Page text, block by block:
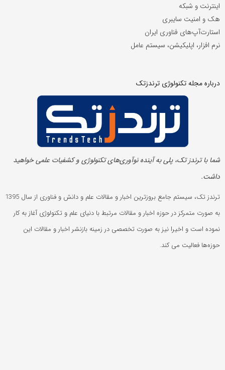
اینترنت و شبکه
هک و امنیت سایبری
استارت‌آپ‌های فناوری ایران
نرم افزار، اپلیکیشن، سیستم عامل
درباره مجله تکنولوژی ترندزتک
شما با ترندز تک، پلی به آینده‌ نوآوری‌های تکنولوژی و کشفیات علمی خواهید
داشت.
ترندز تک، سیستم جامع بروزترین اخبار و مقالات علم و دانش و فناوری از سال 1395
به صورت متمرکز در حوزه اخبار و مقالات مرتبط با دنیای علم و تکنولوژی آغاز به کار
نموده است و اخیرا نیز به صورت تخصصی در زمینه بازنشر اخبار و مقالات این
حوزه‌ها فعالیت می کند.